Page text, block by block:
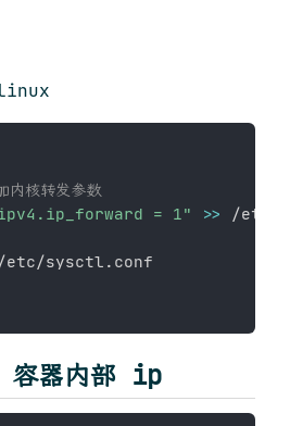
内核转发参数
= 1" >> /etc/
etc/sysctl.conf
容器内部 ip